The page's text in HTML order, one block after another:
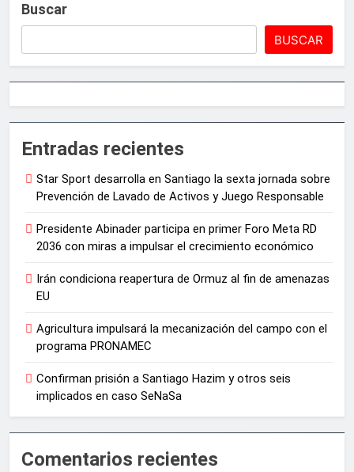
Buscar
BUSCAR
Entradas recientes
Star Sport desarrolla en Santiago la sexta jornada sobre
Prevención de Lavado de Activos y Juego Responsable
Presidente Abinader participa en primer Foro Meta RD
2036 con miras a impulsar el crecimiento económico
Irán condiciona reapertura de Ormuz al fin de amenazas
EU
Agricultura impulsará la mecanización del campo con el
programa PRONAMEC
Confirman prisión a Santiago Hazim y otros seis
implicados en caso SeNaSa
Comentarios recientes